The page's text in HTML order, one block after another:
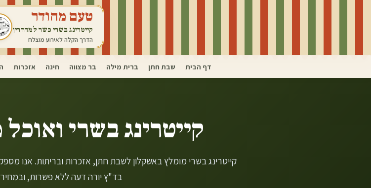
טעם מהודר
קייטרינג בשרי כשר למהדרין
הדרך הקלה לאירוע מוצלח
דף הבית שבת חתן ברית מילה בר מצווה חינה אזכרות
קייטרינג בשרי ואוכל
קייטרינג בשרי מומלץ באשקלון לשבת חתן, אזכרות ובריתות. אנו
בד"ץ יורה דעה ללא פשרות,